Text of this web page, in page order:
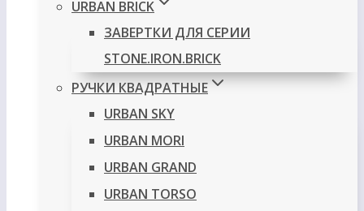
URBAN BRICK
ЗАВЕРТКИ ДЛЯ СЕРИИ
STONE.IRON.BRICK
РУЧКИ КВАДРАТНЫЕ
URBAN SKY
URBAN MORI
URBAN GRAND
URBAN TORSO